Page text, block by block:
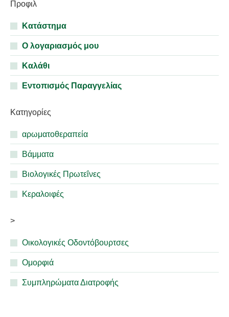
Προφιλ
Κατάστημα
Ο λογαριασμός μου
Καλάθι
Εντοπισμός Παραγγελίας
Κατηγορίες
αρωματοθεραπεία
Βάμματα
Βιολογικές Πρωτεΐνες
Κεραλοιφές
>
Οικολογικές Οδοντόβουρτσες
Ομορφιά
Συμπληρώματα Διατροφής